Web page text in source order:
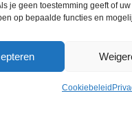
je geen toestemming geeft of
op bepaalde functies en
Cookiebeleid
SLOS ANBI Contact